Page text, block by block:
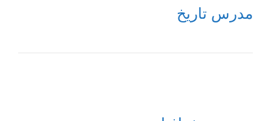
مدرس تاريخ